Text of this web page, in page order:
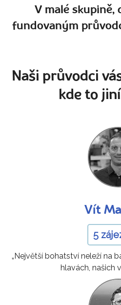
V malé skupině,
fundovaným
Naši průvodci
kde to
Vít
5
„Největší bohatství neleží na
hlavách, našich